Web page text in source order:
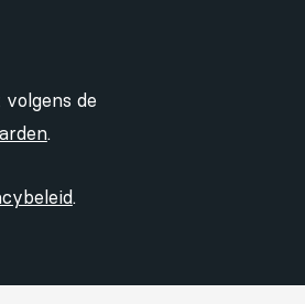
de
.
.